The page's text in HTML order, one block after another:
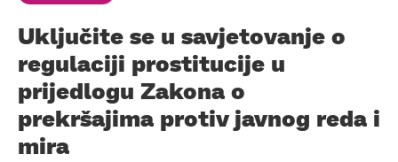
Uključite se u savjetovanje o
regulaciji prostitucije u
prijedlogu Zakona o
prekršajima protiv javnog reda i
mira